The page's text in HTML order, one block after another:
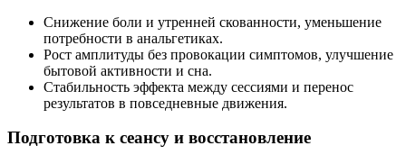
Снижение боли и утренней скованности, уменьшение
потребности в анальгетиках.
Рост амплитуды без провокации симптомов, улучшение
бытовой активности и сна.
Стабильность эффекта между сессиями и перенос
результатов в повседневные движения.
Подготовка к сеансу и восстановление